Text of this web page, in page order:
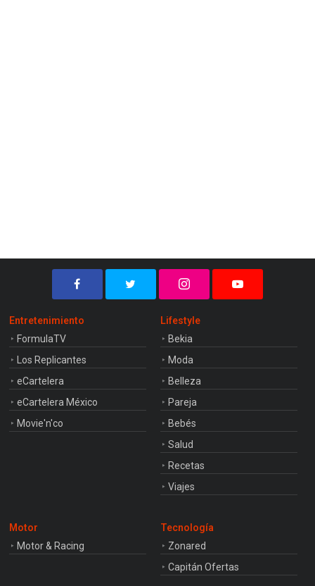
Entretenimiento
FormulaTV
Los Replicantes
eCartelera
eCartelera México
Movie'n'co
Lifestyle
Bekia
Moda
Belleza
Pareja
Bebés
Salud
Recetas
Viajes
Motor
Motor & Racing
Tecnología
Zonared
Capitán Ofertas